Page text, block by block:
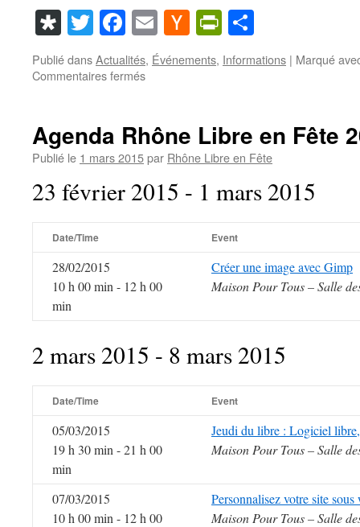
Diaspora
TwitterFacebook
EmailHacker
News
PrintFriendly
Publié dansActualités, Événements, Informations | Marqué
Commentaires ferméssur
Libre
en
Fête
dans
le
Rhône
Agenda Rhône Libre en Fête
Publié le 1 mars 2015par Rhône Libre en Fête
23 février 2015 - 1 mars 2015
Date/Time Event
28/02/2015
10 h 00 min - 12 h 00
min
Créer une image avec Gimp
Maison Pour Tous – Salle
2 mars 2015 - 8 mars 2015
Date/Time Event
05/03/2015
19 h 30 min - 21 h 00
min
Jeudi du libre : Logiciel
Maison Pour Tous – Salle
07/03/2015
10 h 00 min - 12 h 00
Personnalisez votre site sous
Maison Pour Tous – Salle